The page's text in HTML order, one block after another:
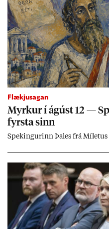
Flækjusagan
Myrk­ur í ág­úst 12 —
fyrsta sinn
Spek­ing­ur­inn Þa­les frá Míletus